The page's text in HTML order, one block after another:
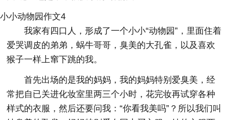
小小动物园作文4
我家有四口人，形成了一个小小“动物园”，里面住着
爱哭调皮的弟弟，蜗牛哥哥，臭美的大孔雀，以及喜欢
猴子一样上窜下跳的我。
首先出场的是我的妈妈，我的妈妈特别爱臭美，经
常把自已关进化妆室里两三个小时，花完妆再试穿各种
样式的衣服，然后还要问我：“你看我美吗”？所以我们叫